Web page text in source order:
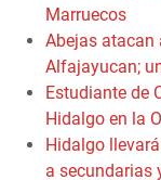
Marruecos
Abejas atacan
Alfajayucan;
Estudiante de
Hidalgo en la
Hidalgo
a secundarias